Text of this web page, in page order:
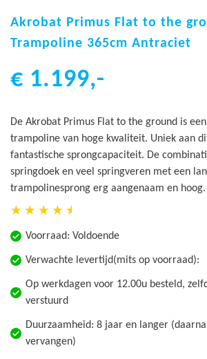
naar
het
van
gallerij
Akrobat Primus Flat to the
Trampoline 365cm Antraciet
€ 1.199,-
De Akrobat Primus Flat to the ground is
trampoline van hoge kwaliteit. Uniek aan
fantastische sprongcapaciteit. De
springdoek en veel springveren met een
trampolinesprong erg aangenaam en hoog.
Voorraad: Voldoende
Verwachte levertijd(mits op voorraad):
Op werkdagen voor 12.00u besteld,
verstuurd
Duurzaamheid: 8 jaar en langer
vervangen)